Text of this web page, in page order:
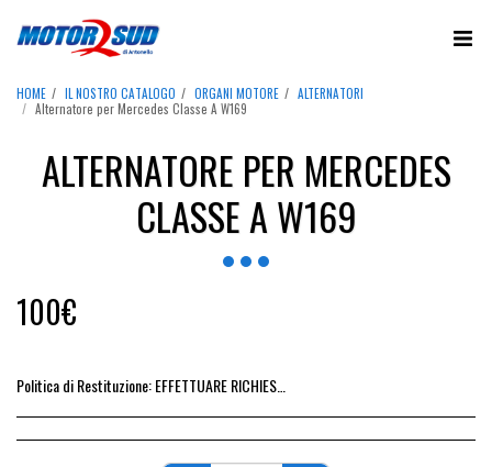
HOME IL NOSTRO CATALOGO ORGANI MOTORE
ALTERNATORI
Alternatore per Mercedes Classe A W169
ALTERNATORE PER MERCEDES
CLASSE A W169
100€
Politica di Restituzione:EFFETTUARE RICHIESTA DI RESO ENTRO 14 GIORNI DALL&#039;ACQUISTO DEL RICAMBIO, IL RIMBORSO VIENE EMESSO ALLA CONSEGNA DEL RICAMBIO IN SEDE.